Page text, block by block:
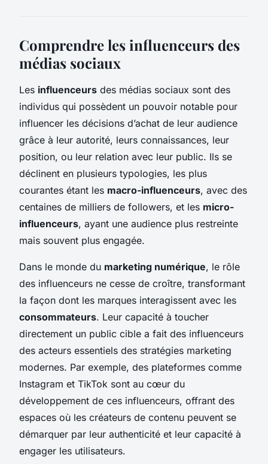
Comprendre les influenceurs des
médias sociaux
Les influenceurs des médias sociaux sont des
individus qui possèdent un pouvoir notable pour
influencer les décisions d’achat de leur audience
grâce à leur autorité, leurs connaissances, leur
position, ou leur relation avec leur public. Ils se
déclinent en plusieurs typologies, les plus
courantes étant les macro-influenceurs, avec des
centaines de milliers de followers, et les micro-
influenceurs, ayant une audience plus restreinte
mais souvent plus engagée.
Dans le monde du marketing numérique, le rôle
des influenceurs ne cesse de croître, transformant
la façon dont les marques interagissent avec les
consommateurs. Leur capacité à toucher
directement un public cible a fait des influenceurs
des acteurs essentiels des stratégies marketing
modernes. Par exemple, des plateformes comme
Instagram et TikTok sont au cœur du
développement de ces influenceurs, offrant des
espaces où les créateurs de contenu peuvent se
démarquer par leur authenticité et leur capacité à
engager les utilisateurs.